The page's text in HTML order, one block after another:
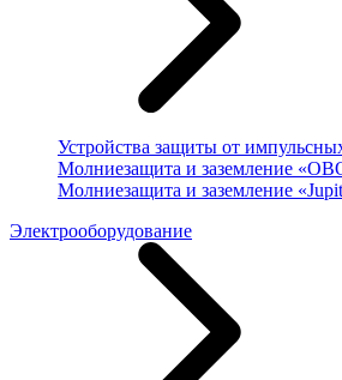
Устройства защиты от
Молниезащита и заземление
Молниезащита и заземление
Электрооборудование